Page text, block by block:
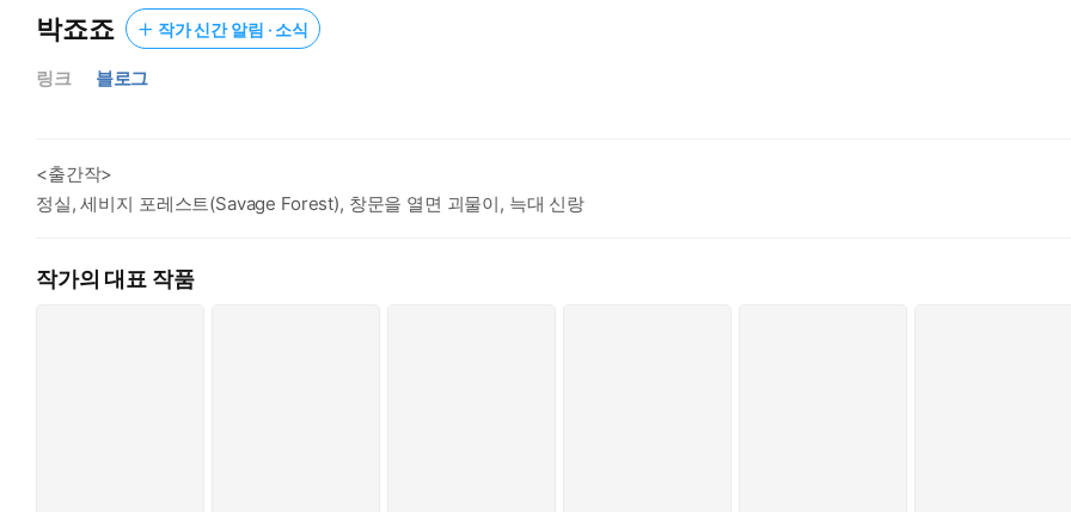
박죠죠
작가 신간 알림 · 소식
링크 블로그
<출간작>
정실, 세비지 포레스트(Savage Forest), 창문을 열면 괴물이, 늑대 신랑
작가의 대표 작품